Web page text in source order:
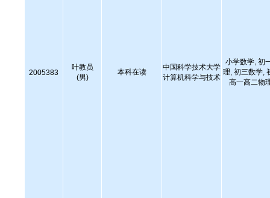
2005383
叶教员
(男)
本科在读
中国科学技术大学
计算机科学与技术
小学数学, 初
理, 初三数学,
高一高二物